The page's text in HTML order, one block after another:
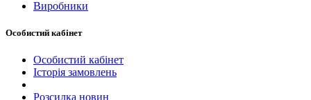
Виробники
Особистий кабінет
Особистий кабінет
Історія замовлень
Розсилка новин